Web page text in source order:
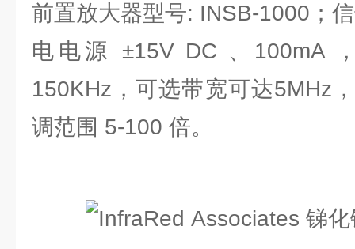
前置放大器型号: INSB-1000；
电电源 ±15V DC 、100mA
150KHz，可选带宽可达5MHz
调范围 5-100 倍。